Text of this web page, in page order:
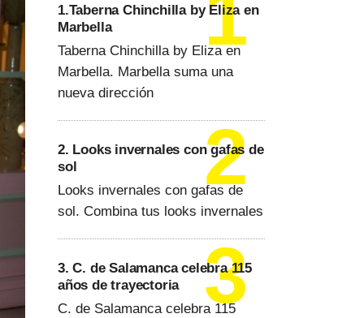
1.Taberna Chinchilla by Eliza en
Marbella
Taberna Chinchilla by Eliza en
Marbella. Marbella suma una
nueva dirección
2. Looks invernales con gafas de
sol
Looks invernales con gafas de
sol. Combina tus looks invernales
3. C. de Salamanca celebra 115
años de trayectoria
C. de Salamanca celebra 115